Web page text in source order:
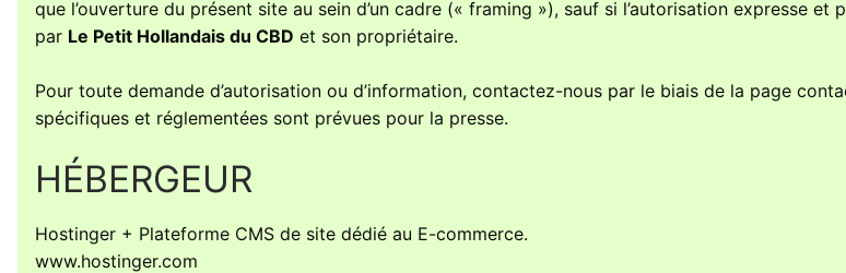
que l’ouverture du présent site au sein d’un cadre (« framing »), sauf si l’autorisation expresse et
par Le Petit Hollandais du CBD et son propriétaire.
Pour toute demande d’autorisation ou d’information, contactez-nous par le biais de la page
spécifiques et réglementées sont prévues pour la presse.
HÉBERGEUR
Hostinger + Plateforme CMS de site dédié au E-commerce.
www.hostinger.com